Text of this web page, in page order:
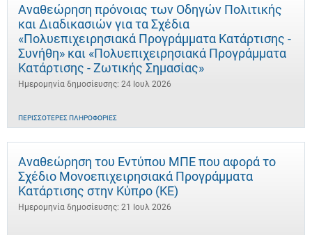
Αναθεώρηση πρόνοιας των Οδηγών Πολιτικής
και Διαδικασιών για τα Σχέδια
«Πολυεπιχειρησιακά Προγράμματα Κατάρτισης -
Συνήθη» και «Πολυεπιχειρησιακά Προγράμματα
Κατάρτισης - Ζωτικής Σημασίας»
Ημερομηνία δημοσίευσης: 24 Ιουλ 2026
ΠΕΡΙΣΣΌΤΕΡΕΣ ΠΛΗΡΟΦΟΡΊΕΣ
Αναθεώρηση του Εντύπου ΜΠΕ που αφορά το
Σχέδιο Μονοεπιχειρησιακά Προγράμματα
Κατάρτισης στην Κύπρο (ΚΕ)
Ημερομηνία δημοσίευσης: 21 Ιουλ 2026